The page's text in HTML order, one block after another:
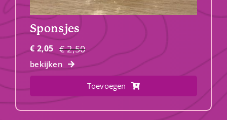
Sponsjes
€2,50Oorspronkelijke
prijs
was:
€ 2,50.
€2,05
Huidige
prijs
is:
€ 2,05.
bekijken
Toevoegen